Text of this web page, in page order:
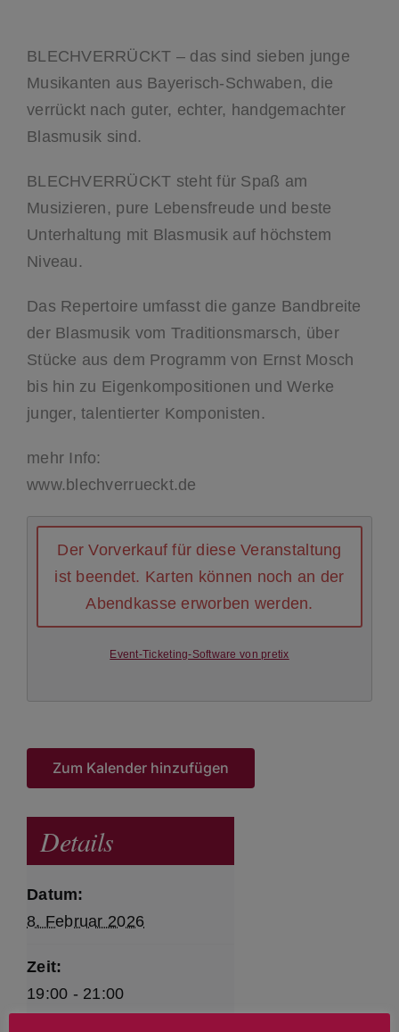
BLECHVERRÜCKT – das sind sieben junge
Musikanten aus Bayerisch-Schwaben, die
verrückt nach guter, echter, handgemachter
Blasmusik sind.
BLECHVERRÜCKT steht für Spaß am
Musizieren, pure Lebensfreude und beste
Unterhaltung mit Blasmusik auf höchstem
Niveau.
Das Repertoire umfasst die ganze Bandbreite
der Blasmusik vom Traditionsmarsch, über
Stücke aus dem Programm von Ernst Mosch
bis hin zu Eigenkompositionen und Werke
junger, talentierter Komponisten.
mehr Info:
www.blechverrueckt.de
Der Vorverkauf für diese Veranstaltung
ist beendet. Karten können noch an der
Abendkasse erworben werden.
Event-Ticketing-Software von pretix
Zum Kalender hinzufügen
Details
Datum:
8. Februar 2026
Zeit:
19:00 - 21:00